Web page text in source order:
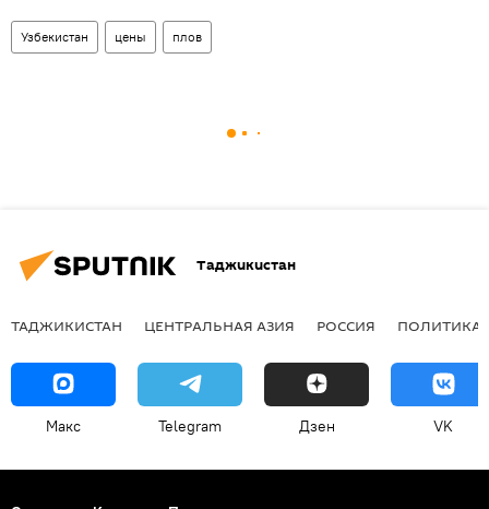
Узбекистан цены плов
Таджикистан
ТАДЖИКИСТАН ЦЕНТРАЛЬНАЯ АЗИЯ РОССИЯ ПОЛИТИКА
Макс Telegram Дзен VK